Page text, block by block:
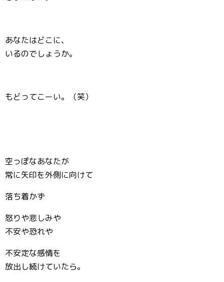
あなたはどこに、
いるのでしょうか。
もどってこーい。（笑）
空っぽなあなたが
常に矢印を外側に向けて
落ち着かず
怒りや悲しみや
不安や恐れや
不安定な感情を
放出し続けていたら。